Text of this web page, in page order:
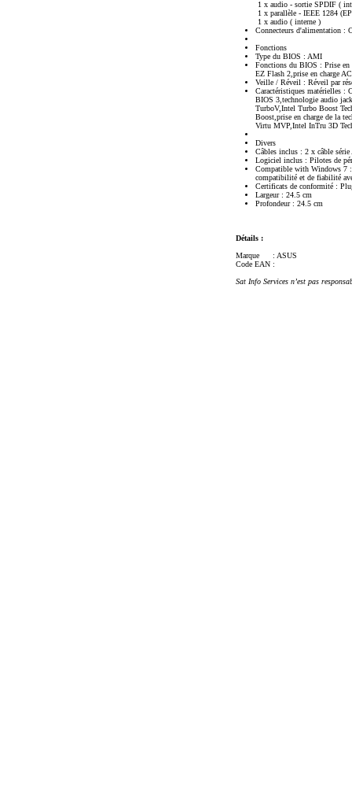
1 x audio - sortie SPDIF (
1 x parallèle - IEEE 1284
1 x audio ( interne )
Connecteurs d'alimentation :
Fonctions
Type du BIOS : AMI
Fonctions du BIOS : Prise
EZ Flash 2,prise en charge
Veille / Réveil : Réveil par
Caractéristiques matérielles :
BIOS 3,technologie audio
TurboV,Intel Turbo Boost
Boost,prise en charge de la
Virtu MVP,Intel InTru 3D
Divers
Câbles inclus : 2 x câble série
Logiciel inclus : Pilotes de
Compatible with Windows 7
compatibilité et de fiabilité
Certificats de conformité :
Largeur : 24.5 cm
Profondeur : 24.5 cm
Détails :
Marque
: ASUS
Code EAN :
Sat Info Services n’est pas